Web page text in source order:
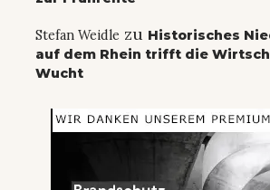
Stefan Weidle zu Historisches
auf dem Rhein trifft die
Wucht